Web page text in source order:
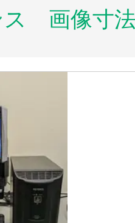
ス 画像寸